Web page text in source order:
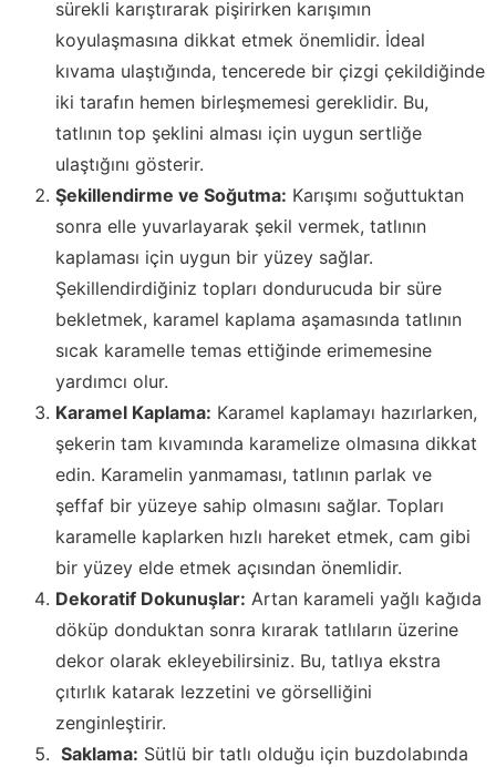
sürekli karıştırarak pişirirken karışımın
koyulaşmasına dikkat etmek önemlidir. İdeal
kıvama ulaştığında, tencerede bir çizgi çekildiğinde
iki tarafın hemen birleşmemesi gereklidir. Bu,
tatlının top şeklini alması için uygun sertliğe
ulaştığını gösterir.
Şekillendirme ve Soğutma: Karışımı soğuttuktan
sonra elle yuvarlayarak şekil vermek, tatlının
kaplaması için uygun bir yüzey sağlar.
Şekillendirdiğiniz topları dondurucuda bir süre
bekletmek, karamel kaplama aşamasında tatlının
sıcak karamelle temas ettiğinde erimemesine
yardımcı olur.
Karamel Kaplama: Karamel kaplamayı hazırlarken,
şekerin tam kıvamında karamelize olmasına dikkat
edin. Karamelin yanmaması, tatlının parlak ve
şeffaf bir yüzeye sahip olmasını sağlar. Topları
karamelle kaplarken hızlı hareket etmek, cam gibi
bir yüzey elde etmek açısından önemlidir.
Dekoratif Dokunuşlar: Artan karameli yağlı kağıda
döküp donduktan sonra kırarak tatlıların üzerine
dekor olarak ekleyebilirsiniz. Bu, tatlıya ekstra
çıtırlık katarak lezzetini ve görselliğini
zenginleştirir.
Saklama: Sütlü bir tatlı olduğu için buzdolabında